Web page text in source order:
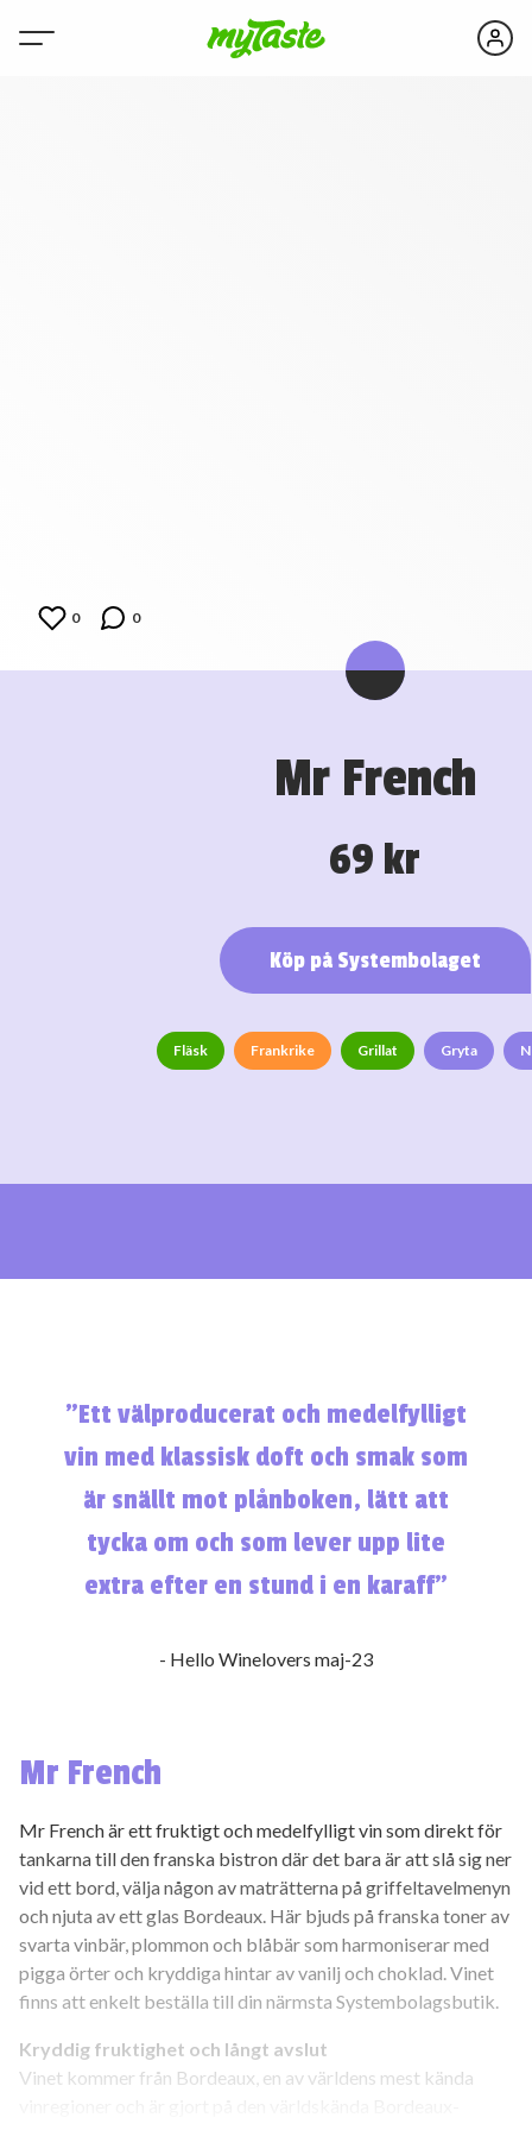
0 0
Mr French
69 kr
Köp på Systembolaget
Fläsk Frankrike Grillat Gryta
”Ett välproducerat och medelfylligt
vin med klassisk doft och smak som
är snällt mot plånboken, lätt att
tycka om och som lever upp lite
extra efter en stund i en karaff”
- Hello Winelovers maj-23
Mr French
Mr French är ett fruktigt och medelfylligt vin som direkt för
tankarna till den franska bistron där det bara är att slå sig ner
vid ett bord, välja någon av maträtterna på griffeltavelmenyn
och njuta av ett glas Bordeaux. Här bjuds på franska toner av
svarta vinbär, plommon och blåbär som harmoniserar med
pigga örter och kryddiga hintar av vanilj och choklad. Vinet
finns att enkelt beställa till din närmsta Systembolagsbutik.
Kryddig fruktighet och långt avslut
Vinet kommer från Bordeaux, en av världens mest kända